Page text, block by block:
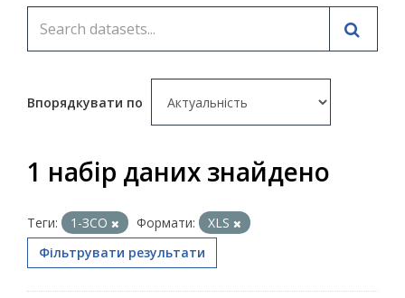
Впорядкувати по
1 набір даних знайдено
Теги: 1-ЗСО Формати:
XLS
Фільтрувати результати